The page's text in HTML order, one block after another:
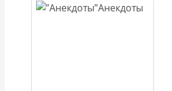
Анекдоты